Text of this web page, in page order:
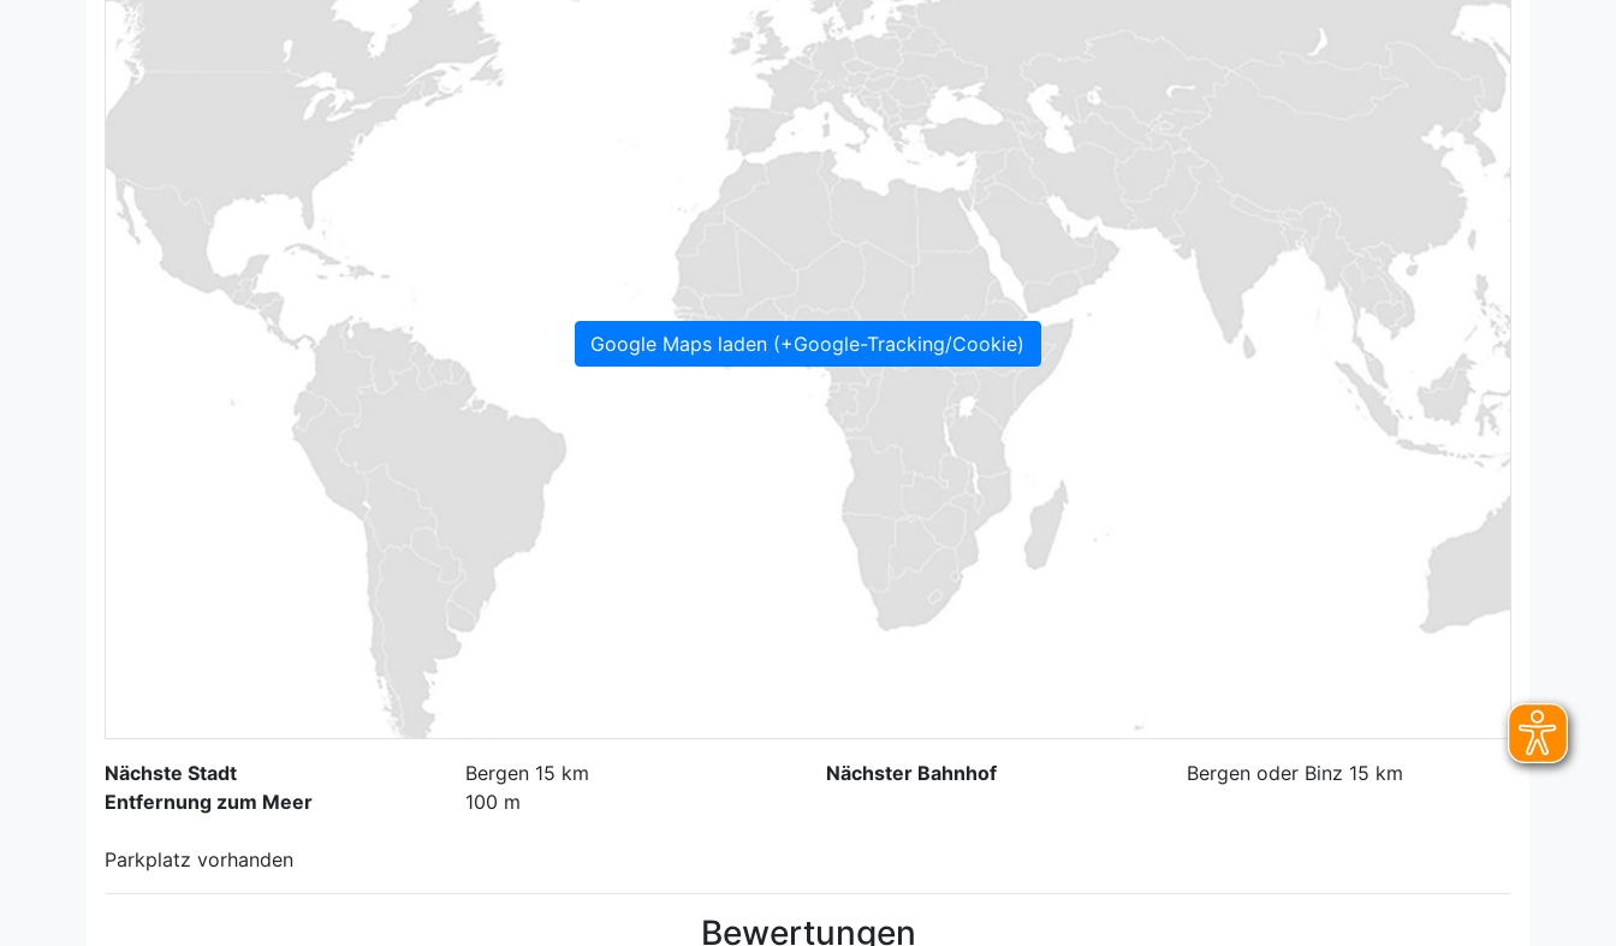
Google Maps laden (+Google-Tracking/Cookie)
Nächste Stadt
Bergen 15 km
Entfernung zum Meer
100 m
Nächster Bahnhof Bergen oder Binz 15 km
Parkplatz vorhanden
Bewertungen